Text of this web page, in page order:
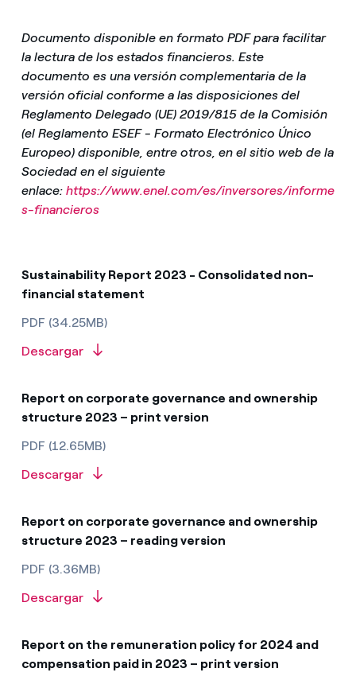
Documento disponible en formato PDF para facilitar
la lectura de los estados financieros. Este
documento es una versión complementaria de la
versión oficial conforme a las disposiciones del
Reglamento Delegado (UE) 2019/815 de la Comisión
(el Reglamento ESEF - Formato Electrónico Único
Europeo) disponible, entre otros, en el sitio web de la
Sociedad en el siguiente
enlace: https://www.enel.com/es/inversores/informe
s-financieros
Sustainability Report 2023 - Consolidated non-
financial statement
PDF (34.25MB)
Descargar
Report on corporate governance and ownership
structure 2023 – print version
PDF (12.65MB)
Descargar
Report on corporate governance and ownership
structure 2023 – reading version
PDF (3.36MB)
Descargar
Report on the remuneration policy for 2024 and
compensation paid in 2023 – print version